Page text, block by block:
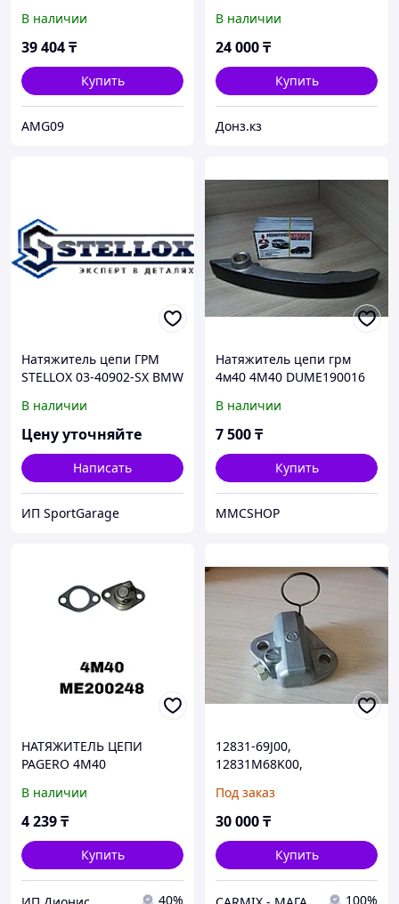
В наличии
39 404₸
Купить
AMG09
В наличии
24 000₸
Купить
Донз.кз
Натяжитель цепи ГРМ
STELLOX 03-40902-SX BMW
4.6i M60/M62 92>
В наличии
Цену уточняйте
Написать
ИП SportGarage
Натяжитель цепи грм
4м40 4M40 DUME190016
митсубиши mitsubishi
митсубиси запчасти
В наличии
7 500₸
Купить
MMCSHOP
НАТЯЖИТЕЛЬ ЦЕПИ
PAGERO 4M40
В наличии
4 239₸
Купить
40%
12831-69J00,
12831M68K00,
SUZUKI SX4, GRAND
VITARA JB424W J24B V-2.4,
Под заказ
30 000₸
Купить
100%